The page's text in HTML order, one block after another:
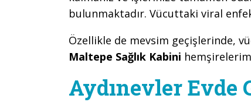
bulunmaktadır. Vücuttaki viral
Özellikle de mevsim geçişlerinde,
Maltepe Sağlık Kabini
Aydınevler Evde